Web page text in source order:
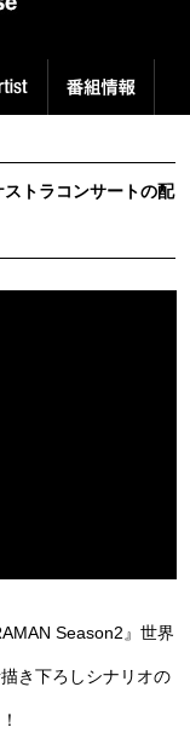
トラコンサートの配
Season2』世界
き下ろしシナリオの